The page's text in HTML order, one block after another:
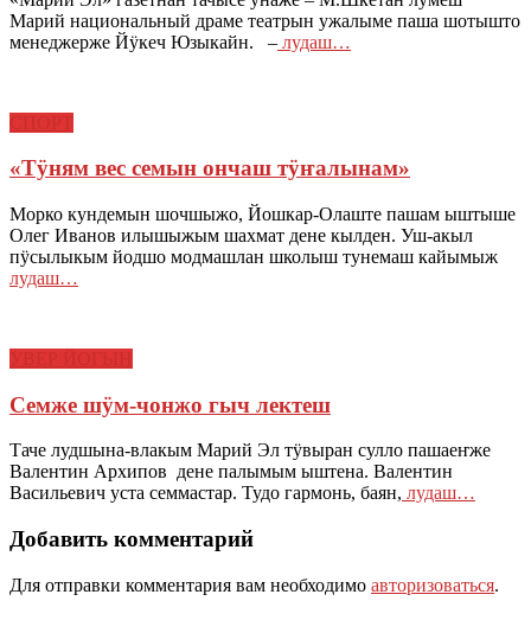
Марий национальный драме театрын ужалыме паша шотышто
менеджерже Йӱкеч Юзыкайн. – лудаш…
«Тӱням вес семын ончаш тӱҥалынам»
Морко кундемын шочшыжо, Йошкар-Олаште пашам ыштыше
Олег Иванов илышыжым шахмат дене кылден. Уш-акыл
пӱсылыкым йодшо модмашлан школыш тунемаш кайымыж
лудаш…
Семже шӱм-чонжо гыч лектеш
Таче лудшына-влакым Марий Эл тӱвыран сулло пашаеҥже
Валентин Архипов дене палымым ыштена. Валентин
Васильевич уста семмастар. Тудо гармонь, баян, лудаш…
Добавить комментарий
Для отправки комментария вам необходимо авторизоваться.